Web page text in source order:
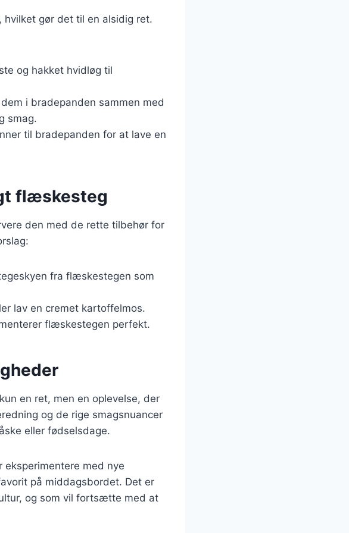
gør det til en alsidig ret.
og hakket hvidløg til
i bradepanden sammen med
smag.
til bradepanden for at lave en
flæskesteg
den med de rette tilbehør for
fra flæskestegen som
lav en cremet kartoffelmos.
flæskestegen perfekt.
en ret, men en oplevelse, der
og de rige smagsnuancer
eller fødselsdage.
med nye
på middagsbordet. Det er
og som vil fortsætte med at